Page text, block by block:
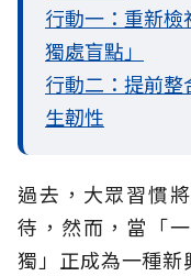
行動一：重新
獨處盲點」
行動二：提前整
生韌性
過去，大眾習慣
待，然而，當「
獨」正成為一種